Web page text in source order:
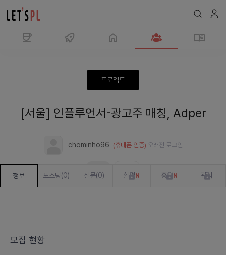
주
칭,
프로젝트
[서울] 인플루언서-광고주 매칭, Adper
chominho96 (휴대폰 인증) 오래전 로그인
정보 포스팅(0) 질문(0) 할일 N 홍보N 관리
모집 현황